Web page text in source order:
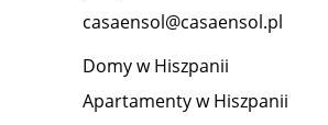
casaensol@casaensol.pl
Domy w Hiszpanii
Apartamenty w Hiszpanii